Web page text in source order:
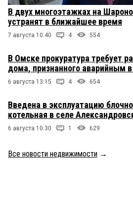
В двух многоэтажках на
устранят в ближайшее время
7 августа 10:40 4 554
В Омске прокуратура требует
дома, признанного аварийным в
6 августа 13:15 4 654
Введена в эксплуатацию
котельная в селе
6 августа 10:30 1 629
Все новости недвижимости →